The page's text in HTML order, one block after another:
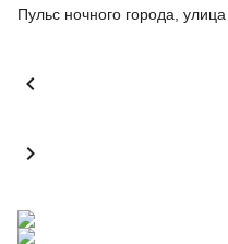
Пульс ночного города,

